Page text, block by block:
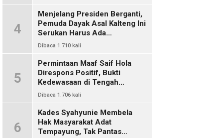
4
Menjelang Presiden Berganti,
Pemuda Dayak Asal Kalteng Ini
Serukan Harus Ada
Keterwakilan Bangsa Dayak
Dibaca 1.710 kali
5
Permintaan Maaf Saif Hola
Direspons Positif, Bukti
Kedewasaan di Tengah
Polemik Konten
Dibaca 1.706 kali
6
Kades Syahyunie Membela
Hak Masyarakat Adat
Tempayung, Tak Pantas